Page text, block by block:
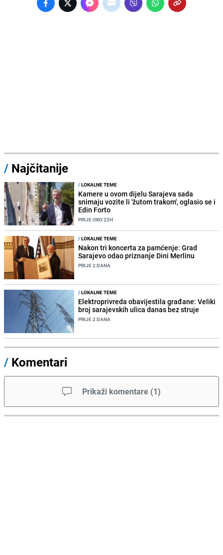
/ Najčitanije
/LOKALNE TEME
Kamere u ovom dijelu Sarajeva sada
snimaju vozite li 'žutom trakom', oglasio se i
Edin Forto
PRIJE OKO 22H
/LOKALNE TEME
Nakon tri koncerta za pamćenje: Grad
Sarajevo odao priznanje Dini Merlinu
PRIJE 2 DANA
/LOKALNE TEME
Elektroprivreda obavijestila građane: Veliki
broj sarajevskih ulica danas bez struje
PRIJE 2 DANA
/ Komentari
Prikaži komentare (1)